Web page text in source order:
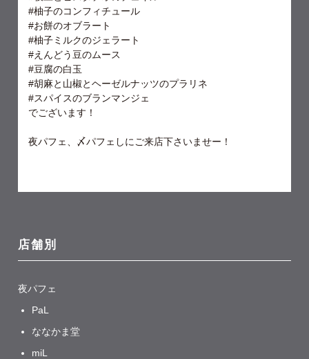
#柚子のコンフィチュール
#お餅のオブラート
#柚子ミルクのジェラート
#えんどう豆のムース
#豆腐の白玉
#胡麻と山椒とヘーゼルナッツのプラリネ
#スパイスのブランマンジェ
でございます！
夜パフェ、〆パフェしにご来店下さいませー！
店舗別
夜パフェ
PaL
ななかま堂
miL